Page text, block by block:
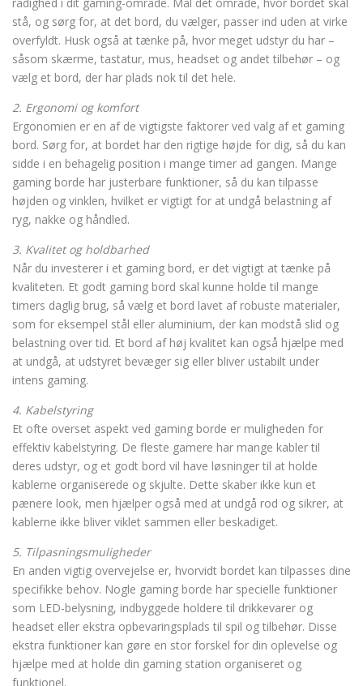
stå, og sørg for, at det bord, du vælger, passer ind uden at virke
overfyldt. Husk også at tænke på, hvor meget udstyr du har –
såsom skærme, tastatur, mus, headset og andet tilbehør – og
vælg et bord, der har plads nok til det hele.
2. Ergonomi og komfort
Ergonomien er en af de vigtigste faktorer ved valg af et gaming
bord. Sørg for, at bordet har den rigtige højde for dig, så du kan
sidde i en behagelig position i mange timer ad gangen. Mange
gaming borde har justerbare funktioner, så du kan tilpasse
højden og vinklen, hvilket er vigtigt for at undgå belastning af
ryg, nakke og håndled.
3. Kvalitet og holdbarhed
Når du investerer i et gaming bord, er det vigtigt at tænke på
kvaliteten. Et godt gaming bord skal kunne holde til mange
timers daglig brug, så vælg et bord lavet af robuste materialer,
som for eksempel stål eller aluminium, der kan modstå slid og
belastning over tid. Et bord af høj kvalitet kan også hjælpe med
at undgå, at udstyret bevæger sig eller bliver ustabilt under
intens gaming.
4. Kabelstyring
Et ofte overset aspekt ved gaming borde er muligheden for
effektiv kabelstyring. De fleste gamere har mange kabler til
deres udstyr, og et godt bord vil have løsninger til at holde
kablerne organiserede og skjulte. Dette skaber ikke kun et
pænere look, men hjælper også med at undgå rod og sikrer, at
kablerne ikke bliver viklet sammen eller beskadiget.
5. Tilpasningsmuligheder
En anden vigtig overvejelse er, hvorvidt bordet kan tilpasses dine
specifikke behov. Nogle gaming borde har specielle funktioner
som LED-belysning, indbyggede holdere til drikkevarer og
headset eller ekstra opbevaringsplads til spil og tilbehør. Disse
ekstra funktioner kan gøre en stor forskel for din oplevelse og
hjælpe med at holde din gaming station organiseret og
funktionel.